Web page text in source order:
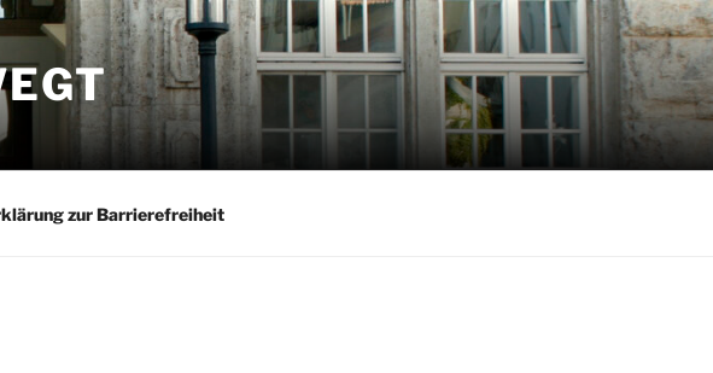
zur Barrierefreiheit